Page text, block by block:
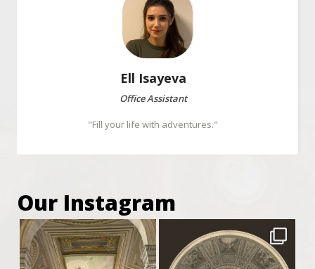
Ell Isayeva
Office Assistant
"Fill your life with adventures."
Our Instagram